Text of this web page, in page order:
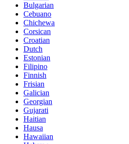
Bulgarian
Cebuano
Chichewa
Corsican
Croatian
Dutch
Estonian
Filipino
Finnish
Frisian
Galician
Georgian
Gujarati
Haitian
Hausa
Hawaiian